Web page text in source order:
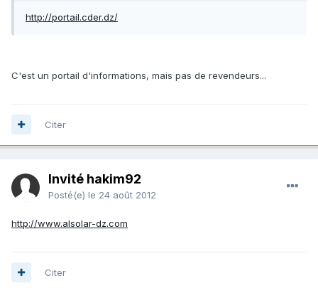
http://portail.cder.dz/
C'est un portail d'informations, mais pas de revendeurs...
Citer
Invité hakim92
Posté(e) le 24 août 2012
http://www.alsolar-dz.com
Citer